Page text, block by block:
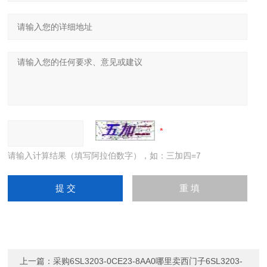
请输入计算结果（填写阿拉伯数字），如：三加四=7
上一篇：采购6SL3203-0CE23-8AA0哪里卖西门子6SL3203-